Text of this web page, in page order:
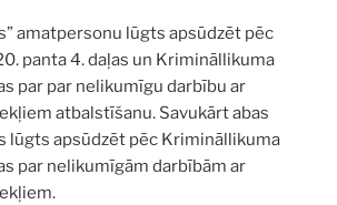
amatpersonu lūgts apsūdzēt pēc
panta 4. daļas un Krimināllikuma
par par nelikumīgu darbību ar
atbalstīšanu. Savukārt abas
lūgts apsūdzēt pēc Krimināllikuma
par nelikumīgām darbībām ar